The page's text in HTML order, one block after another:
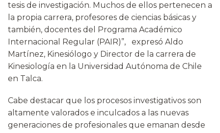
tesis de investigación. Muchos de ellos pertenecen a
la propia carrera, profesores de ciencias básicas y
también, docentes del Programa Académico
Internacional Regular (PAIR)”, expresó Aldo
Martínez, Kinesiólogo y Director de la carrera de
Kinesiología en la Universidad Autónoma de Chile
en Talca.
Cabe destacar que los procesos investigativos son
altamente valorados e inculcados a las nuevas
generaciones de profesionales que emanan desde